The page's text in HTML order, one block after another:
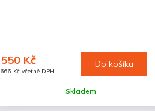
Skladem
666 Kč včetně DPH
550 Kč Do košíku